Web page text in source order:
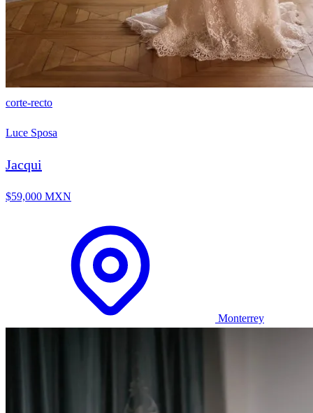
corte-recto
Luce Sposa
Jacqui
$59,000 MXN
Monterrey